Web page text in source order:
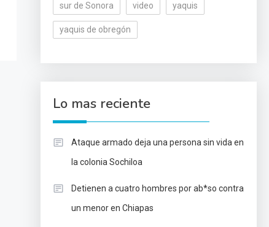
sur de Sonora video yaquis
yaquis de obregón
Lo mas reciente
Ataque armado deja una persona sin vida en
la colonia Sochiloa
Detienen a cuatro hombres por ab*so contra
un menor en Chiapas